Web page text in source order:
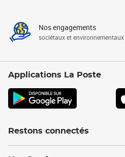
Nos engagements
sociétaux et environnementaux
Applications La Poste
Restons connectés